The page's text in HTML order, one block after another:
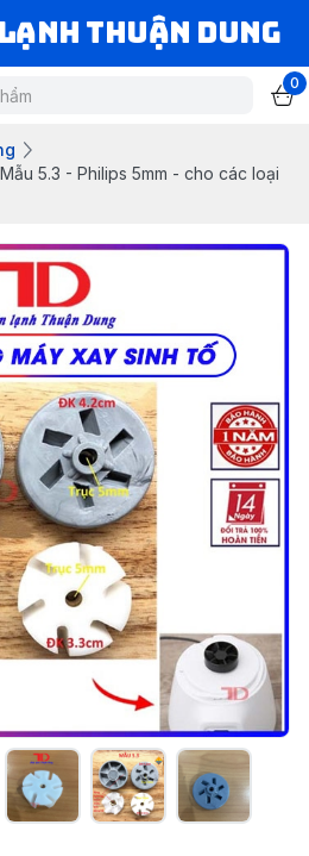
THUẬN DUNG
0
5.3 - Philips 5mm - cho các loại